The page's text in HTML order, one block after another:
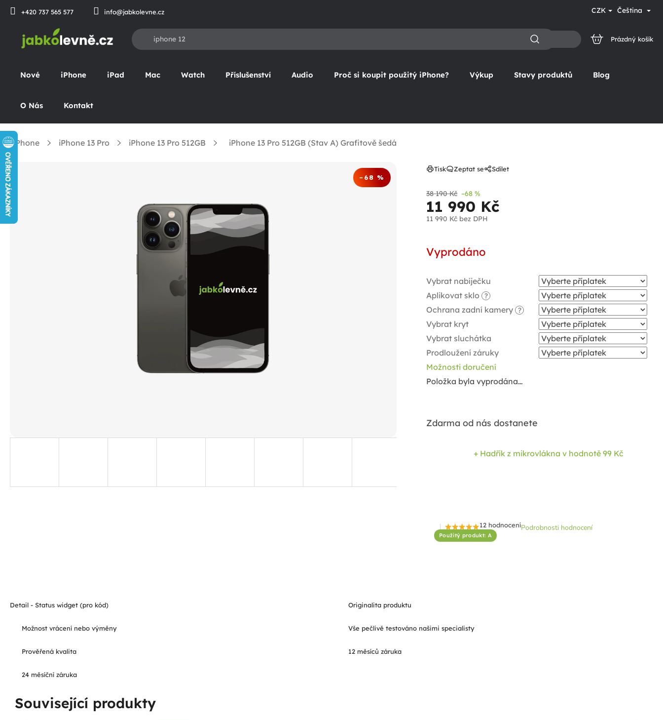
Přejít
+420 737 565 577 info@jabkolevne.cz CZK Čeština
NÁKUPNÍ
Prázdný košík
Nové iPhone iPad Mac Watch Příslušenství Audio Proč si koupit použitý iPhone? Výkup Stavy produktů Blog
O Nás Kontakt
iPhone iPhone 13 Pro iPhone 13 Pro 512GB iPhone 13 Pro 512GB (Stav A) Grafitově šedá
Použitý produkt: A
Průměrné
hodnocení
12 hodnoceníPodrobnosti hodnocení
–68 %
38 190 Kč –68 %
11 990 Kč
11 990 Kč bez DPH
cena:
Vyprodáno
Vybrat nabíječku
Aplikovat sklo
?
Ochrana zadní kamery ?
Vybrat kryt
Vybrat sluchátka
Prodloužení záruky
Možnosti doručení
Položka byla vyprodána…
Zdarma od nás dostanete
+ Hadřík z mikrovlákna v hodnotě 99 Kč
Tisk Zeptat se Sdílet
Detail - Status widget (pro kód) Originalita produktu
Možnost vrácení nebo výměny Vše pečlivě testováno našimi specialisty
Prověřená kvalita 12 měsíců záruka
24 měsíční záruka
Související produkty